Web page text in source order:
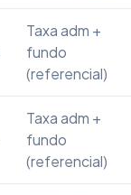
Taxa adm +
fundo
(referencial)
Taxa adm +
fundo
(referencial)